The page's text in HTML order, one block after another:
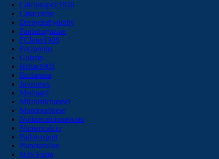
Calcionapoli1926
Cittaceleste
Derbyderbyderby
Fantamagazine
FCInter1908
Forzaroma
Golssip
Hellas1903
Ilmilanista
Juvenews
Mediagol
Milanistichannel
Mondoudinese
Notiziecalciomercato
Numericalcio
Padovasport
Pianetamilan
SOS Fanta